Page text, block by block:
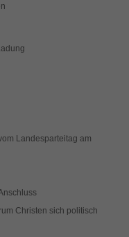
Landesparteitag am
Christen sich politisch